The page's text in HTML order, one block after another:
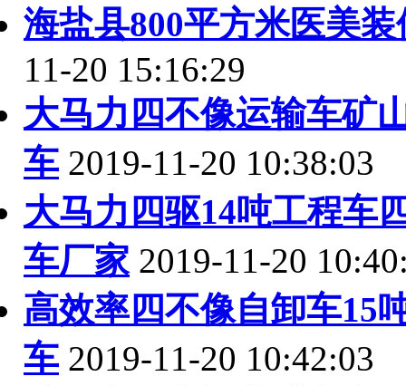
海盐县800平方米医美
11-20 15:16:29
大马力四不像运输车矿
车 2019-11-20 10:38:03
大马力四驱14吨工程车
车厂家 2019-11-20
高效率四不像自卸车15
车 2019-11-20 10:42:03